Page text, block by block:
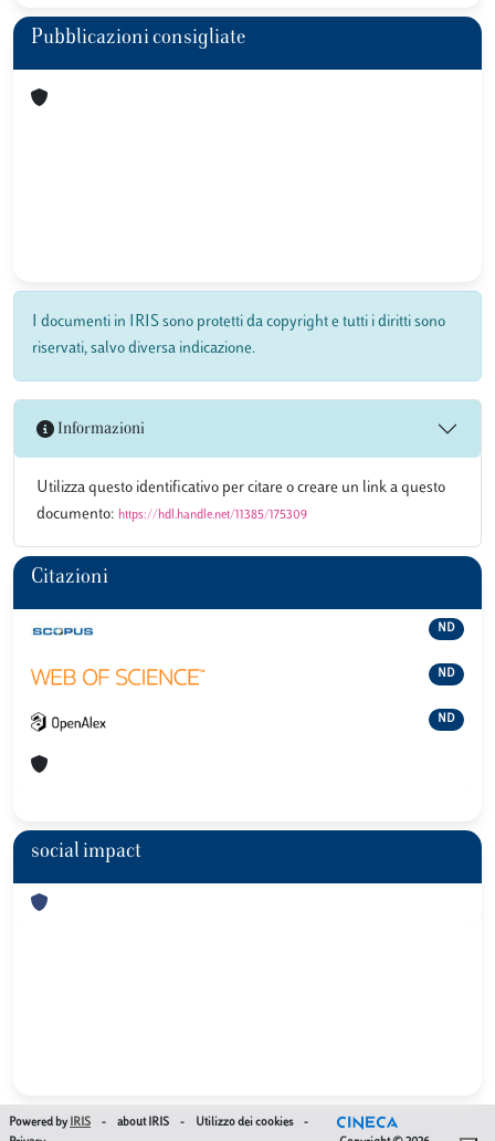
Pubblicazioni consigliate
I documenti in IRIS sono protetti da copyright e tutti i diritti sono
riservati, salvo diversa indicazione.
Informazioni
Utilizza questo identificativo per citare o creare un link a questo
documento: https://hdl.handle.net/11385/175309
Citazioni
ND
ND
ND
social impact
Powered by IRIS - about IRIS - Utilizzo dei cookies
-